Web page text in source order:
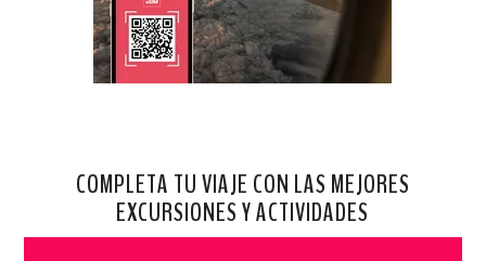
COMPLETA TU VIAJE CON LAS MEJORES
EXCURSIONES Y ACTIVIDADES